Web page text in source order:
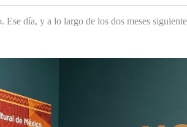
Ese día, y a lo largo de los dos meses